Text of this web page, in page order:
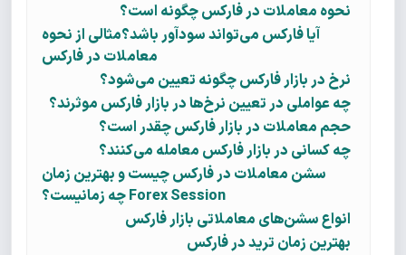
نحوه معاملات در فارکس چگونه است؟
آیا فارکس می‌تواند سودآور باشد؟مثالی از نحوه
معاملات در فارکس
نرخ در بازار فارکس چگونه تعیین می‌شود؟
چه عواملی در تعیین نرخ‌ها در بازار فارکس موثرند؟
حجم معاملات در بازار فارکس چقدر است؟
چه کسانی در بازار فارکس معامله می‌کنند؟
سشن معاملات در فارکس چیست و بهترین زمان
Forex Session چه زمانیست؟
انواع سشن‌های معاملاتی بازار فارکس
بهترین زمان ترید در فارکس